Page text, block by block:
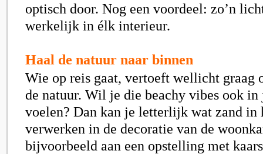
optisch door. Nog een voordeel: zo’n
werkelijk in élk interieur.
Haal de natuur naar binnen
Wie op reis gaat, vertoeft wellicht graag
de natuur. Wil je die beachy vibes ook
voelen? Dan kan je letterlijk wat zand in
verwerken in de decoratie van de
bijvoorbeeld aan een opstelling met